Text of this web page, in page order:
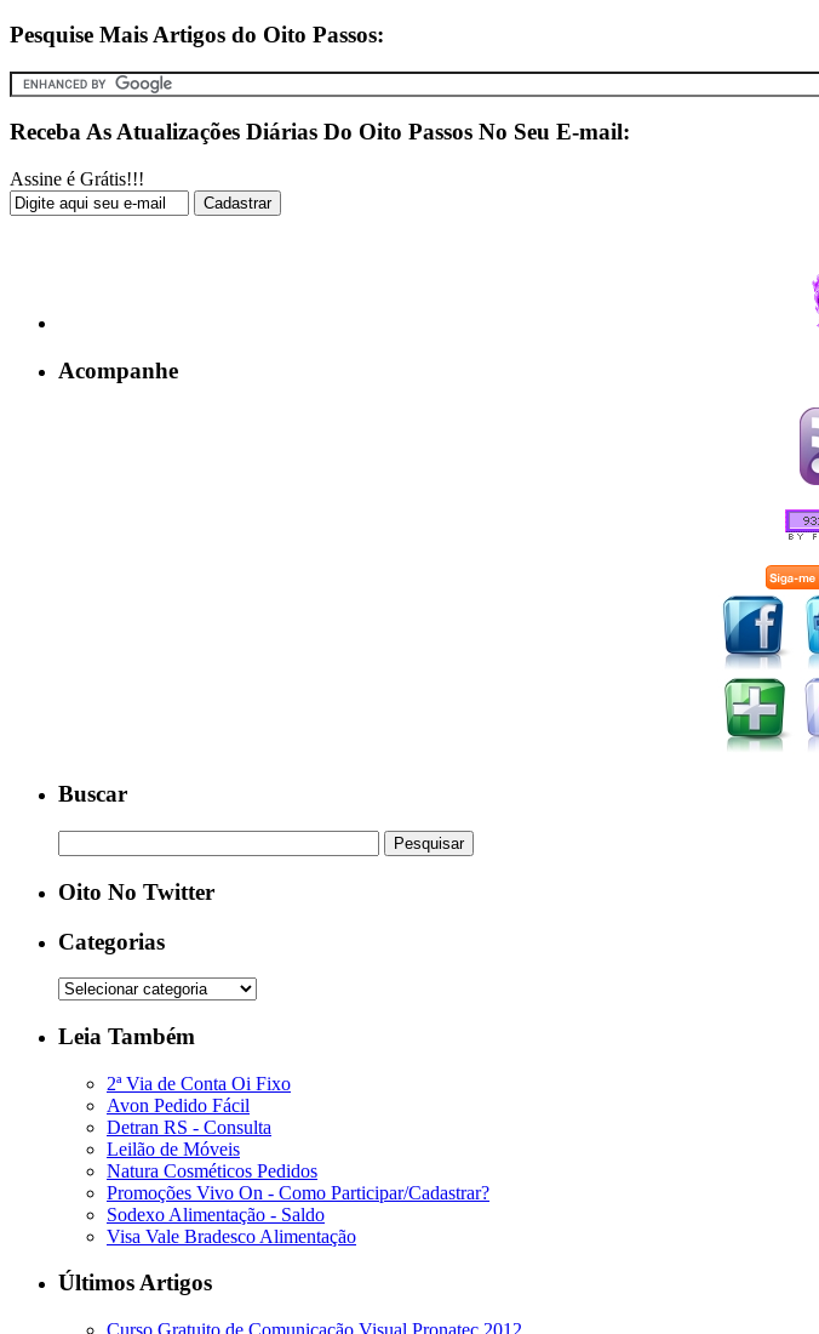
Pesquise Mais Artigos do Oito Passos:
Receba As Atualizações Diárias Do Oito Passos No Seu E-mail:
Assine é Grátis!!!
Acompanhe
Buscar
Oito No Twitter
Categorias
Leia Também
2ª Via de Conta Oi Fixo
Avon Pedido Fácil
Detran RS - Consulta
Leilão de Móveis
Natura Cosméticos Pedidos
Promoções Vivo On - Como Participar/Cadastrar?
Sodexo Alimentação - Saldo
Visa Vale Bradesco Alimentação
Últimos Artigos
Curso Gratuito de Comunicação Visual Pronatec 2012